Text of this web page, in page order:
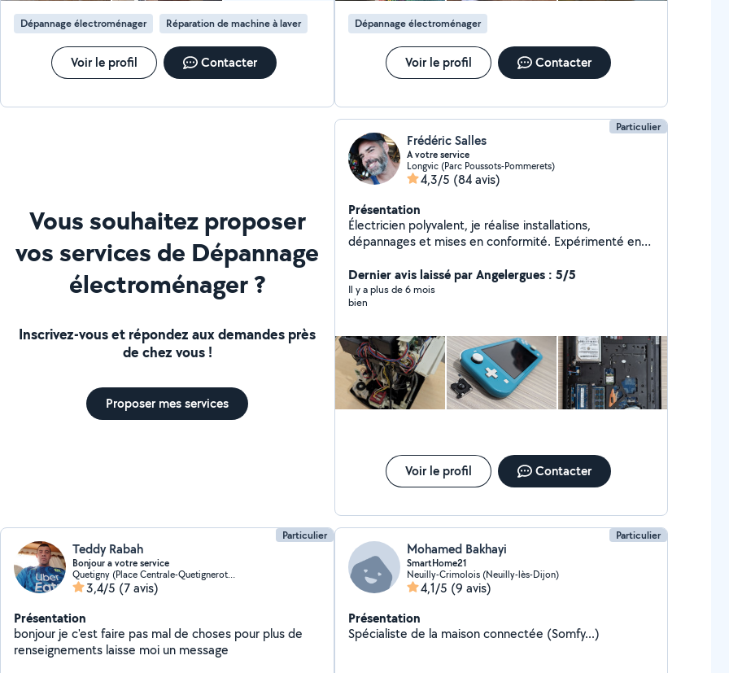
Dépannage électroménager Réparation de machine à laver
Voir le profil Contacter
Dépannage électroménager
Voir le profil Contacter
Vous souhaitez proposer
vos services de Dépannage
électroménager ?
Inscrivez-vous et répondez aux demandes près
de chez vous !
Proposer mes services
Particulier
Frédéric Salles
A votre service
Longvic (Parc Poussots-Pommerets)
4,3/5 (84 avis)
Présentation
Électricien polyvalent, je réalise installations,
dépannages et mises en conformité. Expérimenté en
divers travaux de bricolage et aide à domicile. Sérieux
et efficace.
Dernier avis laissé par Angelergues : 5/5
Il y a plus de 6 mois
bien
Voir le profil Contacter
Particulier
Teddy Rabah
Bonjour a votre service
Quetigny (Place Centrale-Quetignerots-Pre Bourgeot)
3,4/5 (7 avis)
Présentation
bonjour je c'est faire pas mal de choses pour plus de
renseignements laisse moi un message
Particulier
Mohamed Bakhayi
SmartHome21
Neuilly-Crimolois (Neuilly-lès-Dijon)
4,1/5 (9 avis)
Présentation
Spécialiste de la maison connectée (Somfy...)